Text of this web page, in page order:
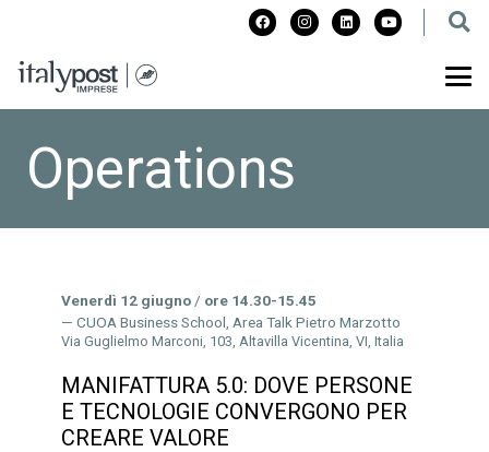
Operations
Venerdì 12 giugno / ore 14.30-15.45
CUOA Business School, Area Talk Pietro Marzotto
Via Guglielmo Marconi, 103, Altavilla Vicentina, VI, Italia
MANIFATTURA 5.0: DOVE PERSONE
E TECNOLOGIE CONVERGONO PER
CREARE VALORE